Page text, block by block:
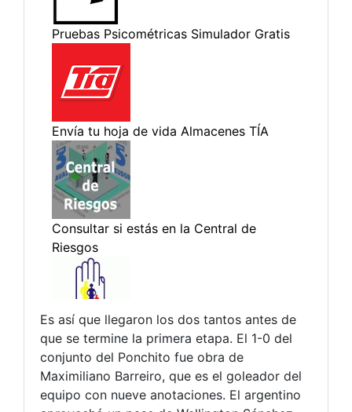
Es así que llegaron los dos tantos antes de
que se termine la primera etapa. El 1-0 del
conjunto del Ponchito fue obra de
Maximiliano Barreiro, que es el goleador del
equipo con nueve anotaciones. El argentino